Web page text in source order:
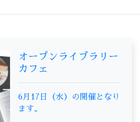
オープンライブラリー
カフェ
6月17日（水）の開催となり
ます。